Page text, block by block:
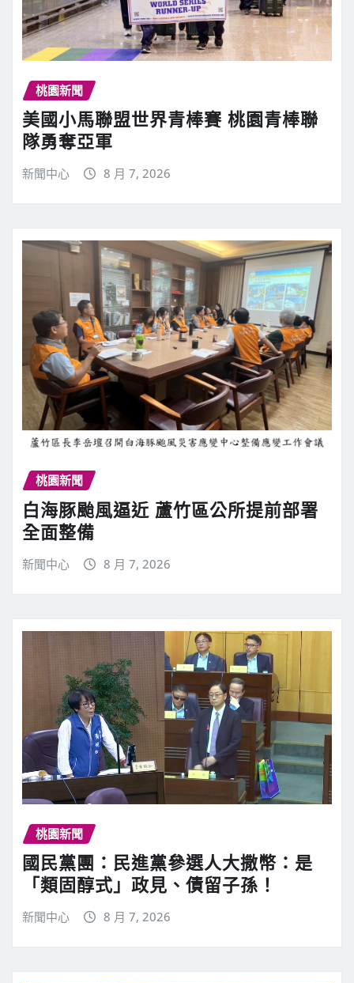
桃園新聞
美國小馬聯盟世界青棒賽 桃園青棒聯
隊勇奪亞軍
新聞中心 8 月 7, 2026
桃園新聞
白海豚颱風逼近 蘆竹區公所提前部署
全面整備
新聞中心 8 月 7, 2026
桃園新聞
國民黨團：民進黨參選人大撒幣：是
「類固醇式」政見、債留子孫！
新聞中心 8 月 7, 2026